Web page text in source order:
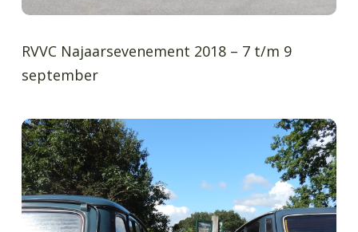
RVVC Najaarsevenement 2018 – 7 t/m 9
september